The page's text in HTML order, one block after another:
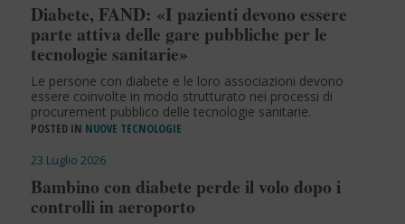
Diabete, FAND: «I pazienti devono essere
parte attiva delle gare pubbliche per le
tecnologie sanitarie»
Le persone con diabete e le loro associazioni devono
essere coinvolte in modo strutturato nei processi di
procurement pubblico delle tecnologie sanitarie.
POSTED IN NUOVE TECNOLOGIE
23 Luglio 2026
Bambino con diabete perde il volo dopo i
controlli in aeroporto